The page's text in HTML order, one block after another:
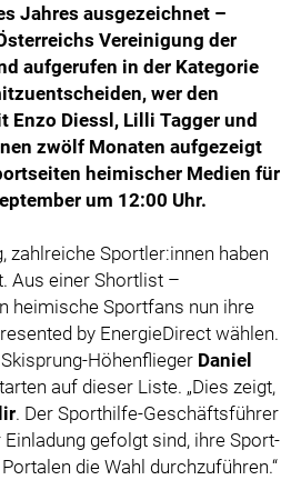
Jahres ausgezeichnet –
Vereinigung der
aufgerufen in der Kategorie
wer den
Enzo Diessl, Lilli Tagger und
zwölf Monaten aufgezeigt
heimischer Medien für
um 12:00 Uhr.
zahlreiche Sportler:innen haben
Aus einer Shortlist –
heimische Sportfans nun ihre
by EnergieDirect wählen.
Höhenflieger Daniel
auf dieser Liste. „Dies zeigt,
. Der Sporthilfe-Geschäftsführer
gefolgt sind, ihre Sport-
die Wahl durchzuführen.“